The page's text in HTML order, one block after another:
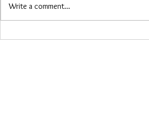
Write a comment...